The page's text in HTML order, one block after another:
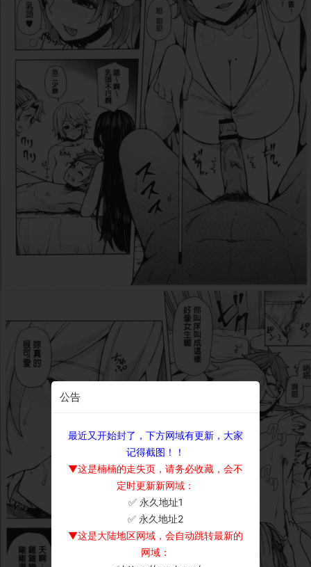
公告
最近又开始封了，下方网域有更新，大家
记得截图！！
▼这是楠楠的走失页，请务必收藏，会不
定时更新新网域：
✅ 永久地址1
✅ 永久地址2
▼这是大陆地区网域，会自动跳转最新的
网域：